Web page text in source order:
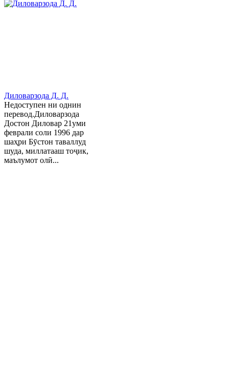
Диловарзода Д. Д.
Недоступен ни однин
перевод.Диловарзода
Достон Диловар 21уми
феврали соли 1996 дар
шаҳри Бӯстон таваллуд
шуда, миллатааш тоҷик,
маълумот олӣ...